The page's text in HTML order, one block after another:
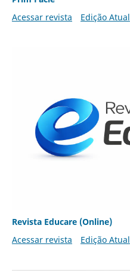
Acessar revista
Edição Atual
Revista Educare (Online)
Acessar revista
Edição Atual